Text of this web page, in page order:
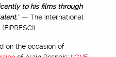
to his films through
” — The International
on the occasion of